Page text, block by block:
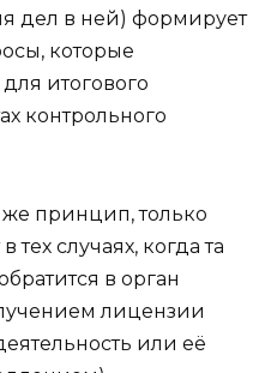
дел в ней) формирует
которые
итогового
контрольного
же принцип, только
случаях, когда та
в орган
лицензии
или её